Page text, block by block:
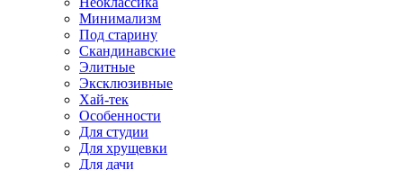
Минимализм
Под старину
Скандинавские
Элитные
Эксклюзивные
Хай-тек
Особенности
Для студии
Для хрущевки
Для дачи